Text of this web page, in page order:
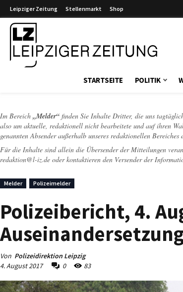
Leipziger Zeitung Stellenmarkt Shop
STARTSEITE POLITIK
Im Bereich „Melder“ finden Sie Inhalte Dritter, die uns
also um aktuelle, redaktionell nicht bearbeitete und auf ihren
genannten Absender außerhalb unseres redaktionellen Bereiches
Für die Inhalte sind allein die Übersender der Mitteilungen
redaktion@l-iz.de oder kontaktieren den Versender der
Melder Polizeimelder
Polizeibericht, 4.
Von Polizeidirektion Leipzig
4. August 2017
0 83